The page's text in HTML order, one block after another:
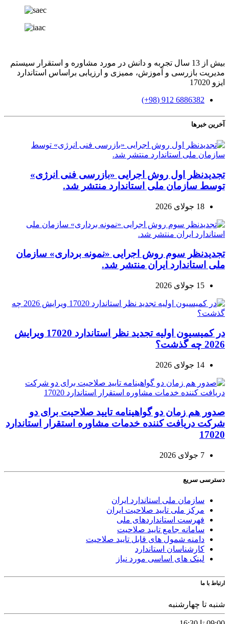
بیش از 13 سال تجربه و دانش در مورد مشاوره و استقرار سیستم
مدیریت بازرسی و آموزش، ممیزی و ارزیابی براساس استاندارد
ایزو 17020
6886382 912 (98+)
آخرین خبرها
تجدیدنظر اول روش اجرایی «بازرسی فنی انرژی»
توسط سازمان ملی استاندارد منتشر شد.
18 جولای 2026
تجدیدنظر سوم روش اجرایی «نمونه برداری» سازمان
ملی استاندارد ایران منتشر شد.
15 جولای 2026
در کمیسیون اولیه تجدید نظر استاندارد 17020 ویرایش
2026 چه گذشت؟
14 جولای 2026
صدور هم زمان دو گواهینامه تایید صلاحیت برای دو
شرکت دریافت کننده خدمات مشاوره استقرار استاندارد
17020
7 جولای 2026
دسترسی سریع
سازمان ملی استاندارد ایران
مرکز ملی تایید صلاحیت ایران
فهرست استانداردهای ملی
سامانه جامع تایید صلاحیت
دامنه شمول های قابل تایید صلاحیت
کارشناسان استاندارد
لینک های اساسی مورد نیاز
ارتباط با ما
شنبه تا چهارشنبه